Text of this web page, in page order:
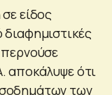
είδος
αποκάλυψε ότι
των